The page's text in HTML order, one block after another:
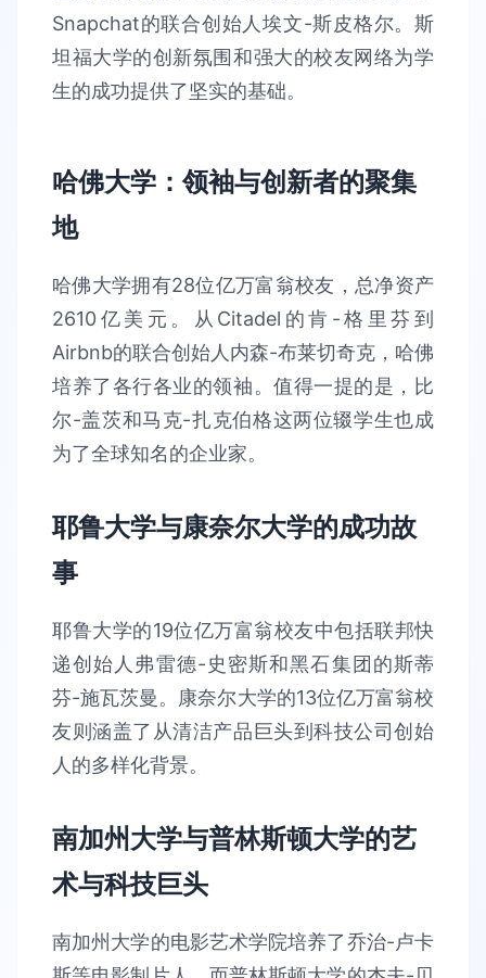
Snapchat的联合创始人埃文-斯皮格尔。斯
坦福大学的创新氛围和强大的校友网络为学
生的成功提供了坚实的基础。
哈佛大学：领袖与创新者的聚集
地
哈佛大学拥有28位亿万富翁校友，总净资产
2610亿美元。从Citadel的肯-格里芬到
Airbnb的联合创始人内森-布莱切奇克，哈佛
培养了各行各业的领袖。值得一提的是，比
尔-盖茨和马克-扎克伯格这两位辍学生也成
为了全球知名的企业家。
耶鲁大学与康奈尔大学的成功故
事
耶鲁大学的19位亿万富翁校友中包括联邦快
递创始人弗雷德-史密斯和黑石集团的斯蒂
芬-施瓦茨曼。康奈尔大学的13位亿万富翁校
友则涵盖了从清洁产品巨头到科技公司创始
人的多样化背景。
南加州大学与普林斯顿大学的艺
术与科技巨头
南加州大学的电影艺术学院培养了乔治-卢卡